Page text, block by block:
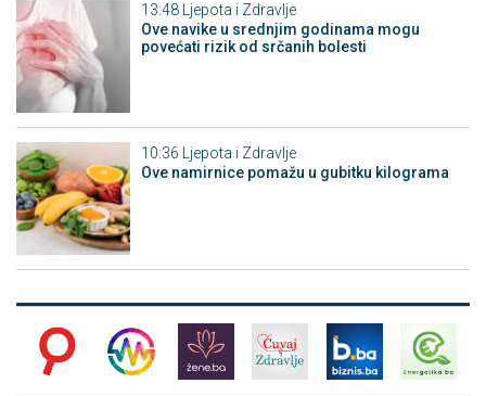
13:48
Ljepota i Zdravlje
Ove navike u srednjim godinama mogu
povećati rizik od srčanih bolesti
10:36 Ljepota i Zdravlje
Ove namirnice pomažu u gubitku kilograma